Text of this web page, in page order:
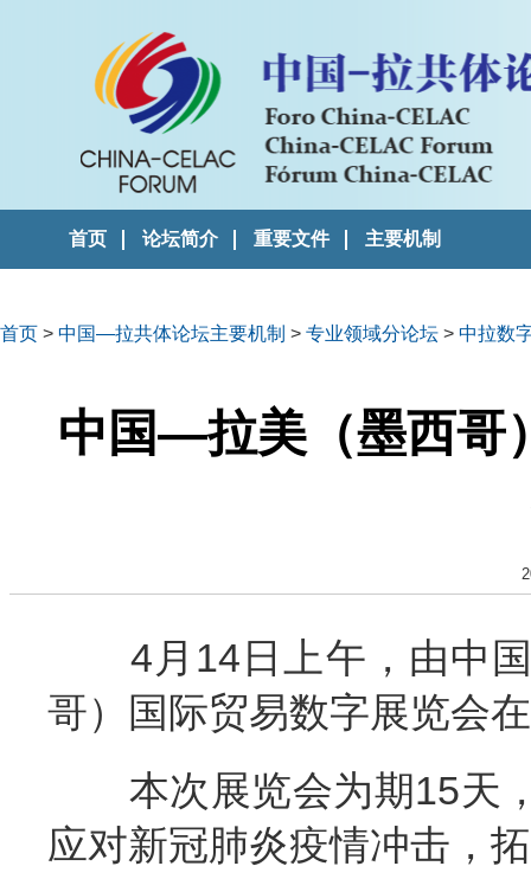
首页 论坛简介 重要文件 主要机制
首页 > 中国—拉共体论坛主要机制 > 专业领域分论坛 > 中拉数
中国—拉美（墨西哥
4月14日上午，由中国
哥）国际贸易数字展览会
本次展览会为期15天，
应对新冠肺炎疫情冲击，